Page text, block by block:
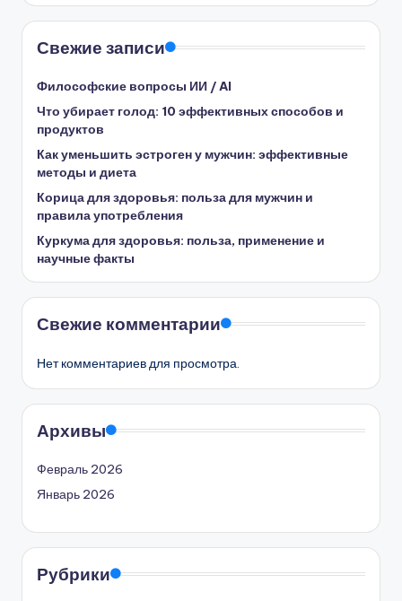
Свежие записи
Философские вопросы ИИ / AI
Что убирает голод: 10 эффективных способов и
продуктов
Как уменьшить эстроген у мужчин: эффективные
методы и диета
Корица для здоровья: польза для мужчин и
правила употребления
Куркума для здоровья: польза, применение и
научные факты
Свежие комментарии
Нет комментариев для просмотра.
Архивы
Февраль 2026
Январь 2026
Рубрики